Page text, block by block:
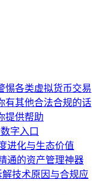
惕各类虚拟货币交易
有其他合法合规的话
提供帮助
字入口
进化与生态价值
通的资产管理神器
技术原因与合规应